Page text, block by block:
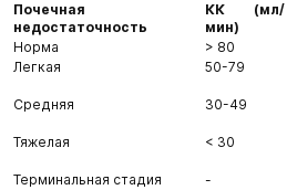
Почечная
недостаточность
КК (мл/
мин)
Норма > 80
Легкая
50-79
Средняя
30-49
Тяжелая
< 30
Терминальная стадия
-